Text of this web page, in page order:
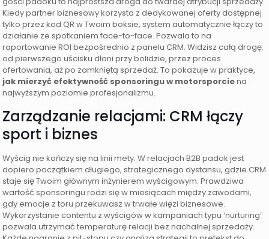
Kiedy partner biznesowy korzysta z dedykowanej oferty dostępnej
tylko przez kod QR w Twoim boksie, system automatycznie łączy to
działanie ze spotkaniem face-to-face. Pozwala to na
raportowanie ROI bezpośrednio z panelu CRM. Widzisz całą drogę:
od pierwszego uścisku dłoni przy bolidzie, przez proces
ofertowania, aż po zamkniętą sprzedaż. To pokazuje w praktyce,
jak mierzyć efektywność sponsoringu w motorsporciena
najwyższym poziomie profesjonalizmu.
Zarządzanie relacjami: CRM łączy
sport i biznes
Wyścig nie kończy się na linii mety. W relacjach B2B padok jest
dopiero początkiem długiego, strategicznego dystansu, gdzie CRM
staje się Twoim głównym inżynierem wyścigowym. Prawdziwa
wartość sponsoringu rodzi się w miesiącach między zawodami,
gdy emocje z toru przekuwasz w trwałe więzi biznesowe.
Wykorzystanie contentu z wyścigów w kampaniach typu ‘nurturing’
pozwala utrzymać temperaturę relacji bez nachalnej sprzedaży.